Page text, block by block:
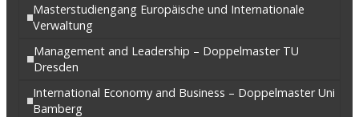
Masterstudiengang Europäische und Internationale
Verwaltung
Management and Leadership – Doppelmaster TU
Dresden
International Economy and Business – Doppelmaster Uni
Bamberg